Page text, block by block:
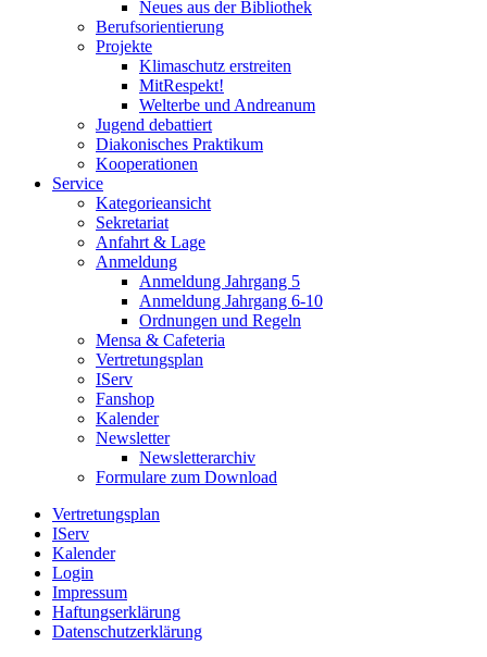
Neues aus der Bibliothek
Berufsorientierung
Projekte
Klimaschutz erstreiten
MitRespekt!
Welterbe und Andreanum
Jugend debattiert
Diakonisches Praktikum
Kooperationen
Service
Kategorieansicht
Sekretariat
Anfahrt & Lage
Anmeldung
Anmeldung Jahrgang 5
Anmeldung Jahrgang 6-10
Ordnungen und Regeln
Mensa & Cafeteria
Vertretungsplan
IServ
Fanshop
Kalender
Newsletter
Newsletterarchiv
Formulare zum Download
Vertretungsplan
IServ
Kalender
Login
Impressum
Haftungserklärung
Datenschutzerklärung